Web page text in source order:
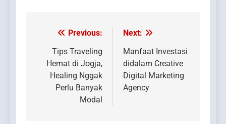
Post
navigation
Previous:
Tips Traveling
Hemat di Jogja,
Healing Nggak
Perlu Banyak
Modal
Next:
Manfaat Investasi
didalam Creative
Digital Marketing
Agency